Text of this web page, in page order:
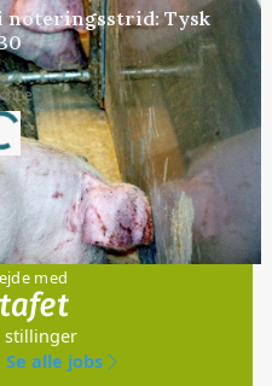
noteringsstrid: Tysk
med
stillinger
Se alle jobs